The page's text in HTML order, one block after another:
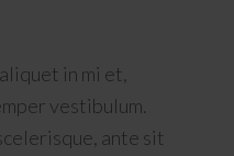
in mi et,
vestibulum.
ante sit